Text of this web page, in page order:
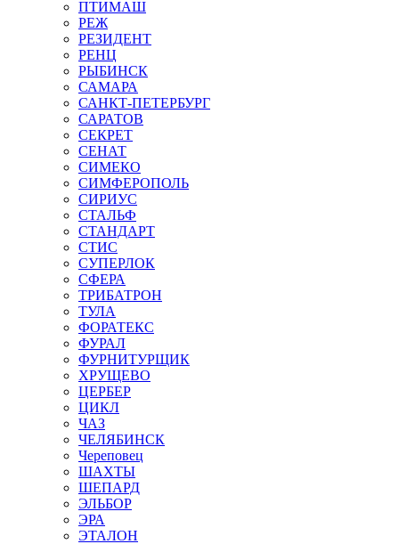
ПТИМАШ
РЕЖ
РЕЗИДЕНТ
РЕНЦ
РЫБИНСК
САМАРА
САНКТ-ПЕТЕРБУРГ
САРАТОВ
СЕКРЕТ
СЕНАТ
СИМЕКО
СИМФЕРОПОЛЬ
СИРИУС
СТАЛЬФ
СТАНДАРТ
СТИС
СУПЕРЛОК
СФЕРА
ТРИБАТРОН
ТУЛА
ФОРАТЕКС
ФУРАЛ
ФУРНИТУРЩИК
ХРУЩЕВО
ЦЕРБЕР
ЦИКЛ
ЧАЗ
ЧЕЛЯБИНСК
Череповец
ШАХТЫ
ШЕПАРД
ЭЛЬБОР
ЭРА
ЭТАЛОН